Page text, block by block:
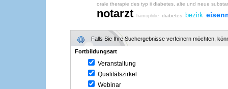
orale therapie des typ ii diabetes, alte und neue
notarzt hämophilie diabetes bezirk
Falls Sie Ihre Suchergebnisse verfeinern möchten,
Fortbildungsart
Veranstaltung
Qualitätszirkel
Webinar